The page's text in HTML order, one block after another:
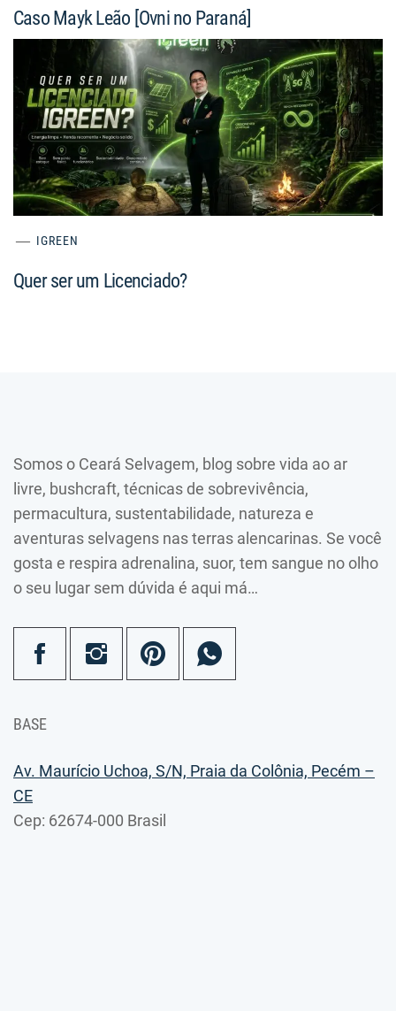
Caso Mayk Leão [Ovni no Paraná]
IGREEN
Quer ser um Licenciado?
Somos o Ceará Selvagem, blog sobre vida ao ar
livre, bushcraft, técnicas de sobrevivência,
permacultura, sustentabilidade, natureza e
aventuras selvagens nas terras alencarinas. Se você
gosta e respira adrenalina, suor, tem sangue no olho
o seu lugar sem dúvida é aqui má…
BASE
Av. Maurício Uchoa, S/N, Praia da Colônia, Pecém –
CE
Cep: 62674-000 Brasil